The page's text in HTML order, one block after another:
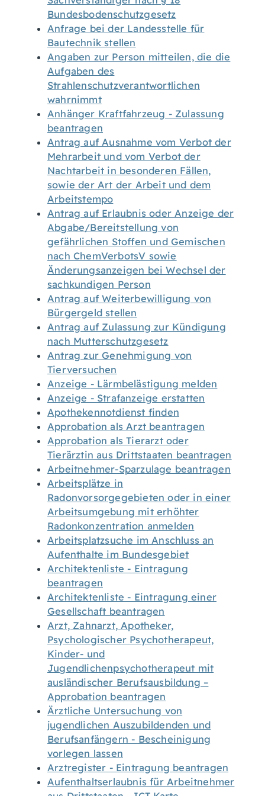
Bundesbodenschutzgesetz
Anfrage bei der Landesstelle für
Bautechnik stellen
Angaben zur Person mitteilen, die die
Aufgaben des
Strahlenschutzverantwortlichen
wahrnimmt
Anhänger Kraftfahrzeug - Zulassung
beantragen
Antrag auf Ausnahme vom Verbot der
Mehrarbeit und vom Verbot der
Nachtarbeit in besonderen Fällen,
sowie der Art der Arbeit und dem
Arbeitstempo
Antrag auf Erlaubnis oder Anzeige der
Abgabe/Bereitstellung von
gefährlichen Stoffen und Gemischen
nach ChemVerbotsV sowie
Änderungsanzeigen bei Wechsel der
sachkundigen Person
Antrag auf Weiterbewilligung von
Bürgergeld stellen
Antrag auf Zulassung zur Kündigung
nach Mutterschutzgesetz
Antrag zur Genehmigung von
Tierversuchen
Anzeige - Lärmbelästigung melden
Anzeige - Strafanzeige erstatten
Apothekennotdienst finden
Approbation als Arzt beantragen
Approbation als Tierarzt oder
Tierärztin aus Drittstaaten beantragen
Arbeitnehmer-Sparzulage beantragen
Arbeitsplätze in
Radonvorsorgegebieten oder in einer
Arbeitsumgebung mit erhöhter
Radonkonzentration anmelden
Arbeitsplatzsuche im Anschluss an
Aufenthalte im Bundesgebiet
Architektenliste - Eintragung
beantragen
Architektenliste - Eintragung einer
Gesellschaft beantragen
Arzt, Zahnarzt, Apotheker,
Psychologischer Psychotherapeut,
Kinder- und
Jugendlichenpsychotherapeut mit
ausländischer Berufsausbildung –
Approbation beantragen
Ärztliche Untersuchung von
jugendlichen Auszubildenden und
Berufsanfängern - Bescheinigung
vorlegen lassen
Arztregister - Eintragung beantragen
Aufenthaltserlaubnis für Arbeitnehmer